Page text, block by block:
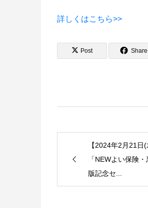
詳しくはこちら>>
Post Share
【2024年2月21日
「NEWよい保険
版記念セ...